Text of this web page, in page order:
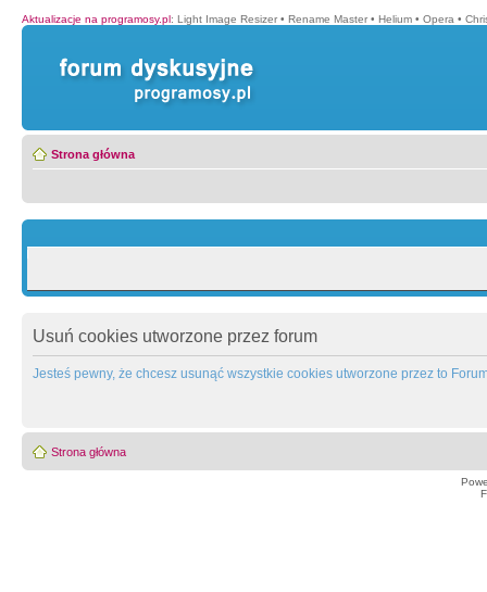
Aktualizacje na programosy.pl: Light Image Resizer • Rename Master • Helium • Opera •
Strona główna
Usuń cookies utworzone przez forum
Jesteś pewny, że chcesz usunąć wszystkie cookies utworzone przez to
Strona główna